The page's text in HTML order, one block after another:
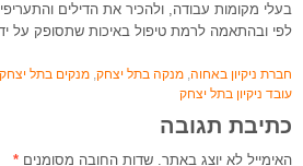
בעלי מקומות עבודה, ולהכיר את הדילים
לפי ובהתאמה לרמת טיפול באיכות שתסופק על
חברת ניקיון באחוה, מנקה בתל יצחק, מנקים בתל יצחק
עובד ניקיון בתל יצחק
כתיבת תגובה
האימייל לא יוצג באתר. שדות החובה מסומנים *